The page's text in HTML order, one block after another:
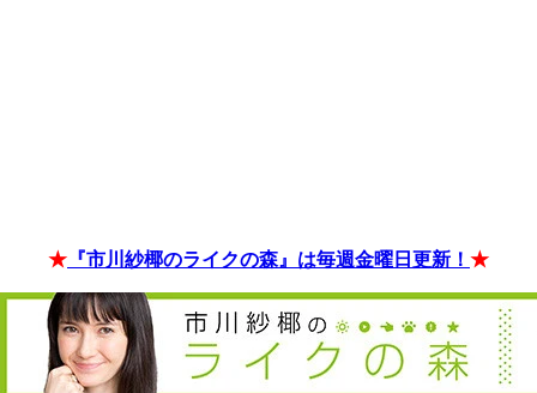
★ 『市川紗椰のライクの森』は毎週金曜日更新！ ★